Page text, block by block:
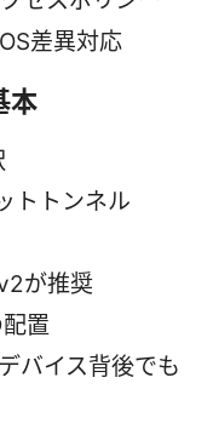
差異対応
本
トトンネル
が推奨
置
バイス背後でも